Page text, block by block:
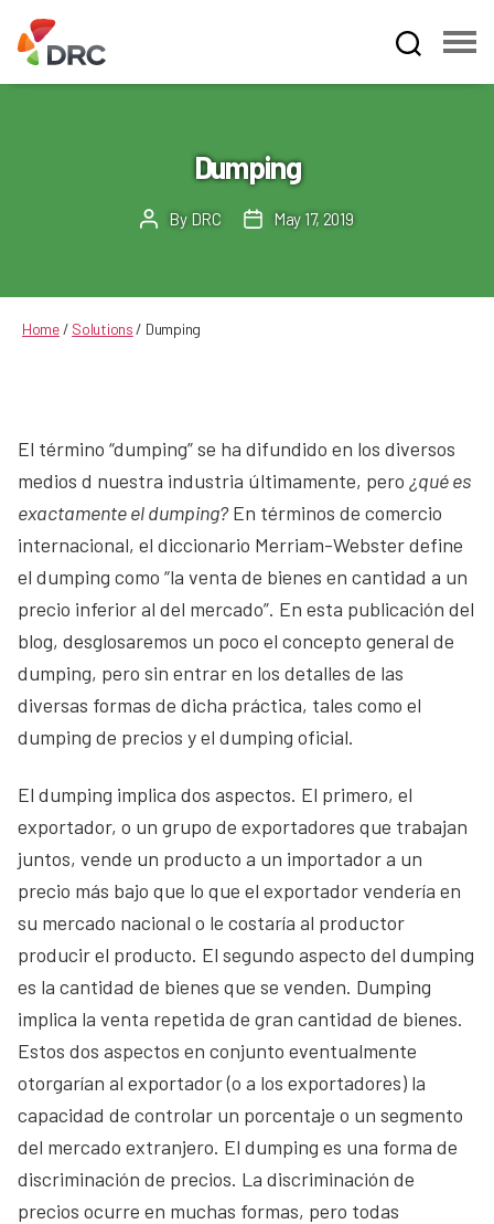
Dumping
PostBy DRC
PostMay 17, 2019
Home/ Solutions / Dumping
El término “dumping” se ha difundido en los diversos
medios d nuestra industria últimamente, pero ¿qué es
exactamente el dumping?En términos de comercio
internacional, el diccionario Merriam-Webster define
el dumping como “la venta de bienes en cantidad a un
precio inferior al del mercado”. En esta publicación del
blog, desglosaremos un poco el concepto general de
dumping, pero sin entrar en los detalles de las
diversas formas de dicha práctica, tales como el
dumping de precios y el dumping oficial.
El dumping implica dos aspectos. El primero, el
exportador, o un grupo de exportadores que trabajan
juntos, vende un producto a un importador a un
precio más bajo que lo que el exportador vendería en
su mercado nacional o le costaría al productor
producir el producto. El segundo aspecto del dumping
es la cantidad de bienes que se venden. Dumping
implica la venta repetida de gran cantidad de bienes.
Estos dos aspectos en conjunto eventualmente
otorgarían al exportador (o a los exportadores) la
capacidad de controlar un porcentaje o un segmento
del mercado extranjero. El dumping es una forma de
discriminación de precios. La discriminación de
precios ocurre en muchas formas, pero todas